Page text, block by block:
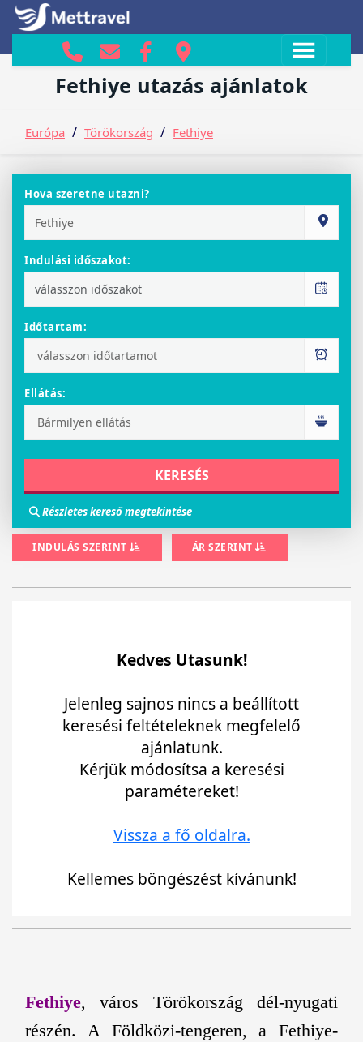
Fethiye ajánlatok
Fethiye utazás ajánlatok
Európa / Törökország / Fethiye
Hova szeretne utazni?
Indulási időszakot:
Időtartam:
Ellátás:
Részletes kereső megtekintése
INDULÁS SZERINT ÁR SZERINT
Kedves Utasunk!
Jelenleg sajnos nincs a beállított
keresési feltételeknek megfelelő
ajánlatunk.
Kérjük módosítsa a keresési
paramétereket!
Vissza a fő oldalra.
Kellemes böngészést kívánunk!
Fethiye, város Törökország dél-nyugati
részén. A Földközi-tengeren, a Fethiye-